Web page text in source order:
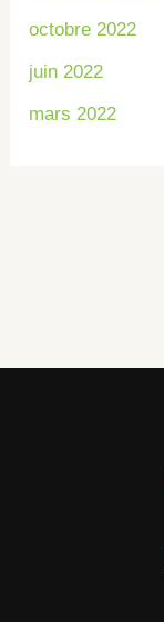
octobre 2022
juin 2022
mars 2022